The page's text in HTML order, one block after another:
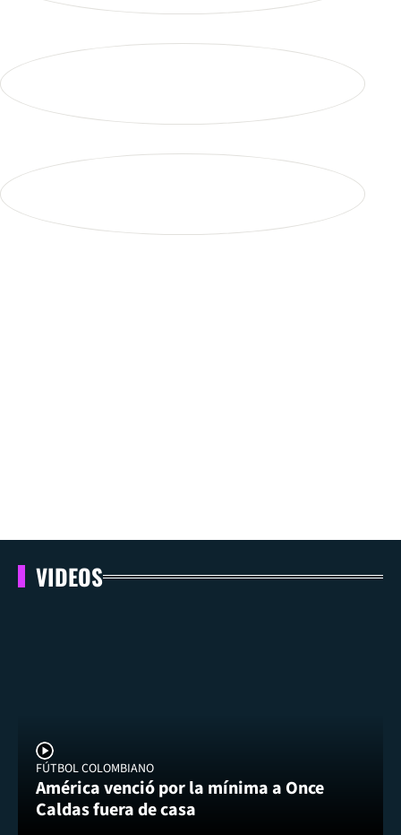
VIDEOS
FÚTBOL COLOMBIANO
América venció por la mínima a Once
Caldas fuera de casa